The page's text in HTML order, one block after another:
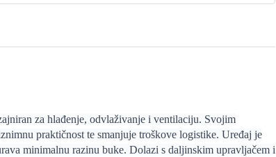
za hlađenje, odvlaživanje i ventilaciju. Svojim
praktičnost te smanjuje troškove logistike. Uređaj je
minimalnu razinu buke. Dolazi s daljinskim upravljačem i